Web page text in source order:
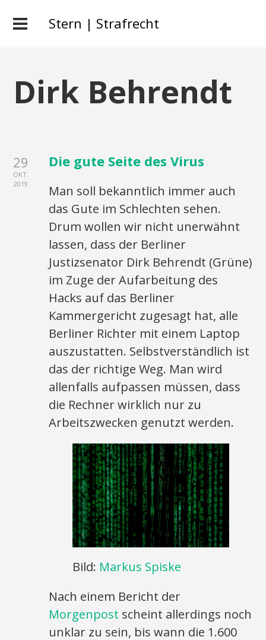
Stern | Strafrecht
Dirk Behrendt
29
OKT.
2019
Die gute Seite des Virus
Man soll bekanntlich immer auch
das Gute im Schlechten sehen.
Drum wollen wir nicht unerwähnt
lassen, dass der Berliner
Justizsenator Dirk Behrendt (Grüne)
im Zuge der Aufarbeitung des
Hacks auf das Berliner
Kammergericht zugesagt hat, alle
Berliner Richter mit einem Laptop
auszustatten. Selbstverständlich ist
das der richtige Weg. Man wird
allenfalls aufpassen müssen, dass
die Rechner wirklich nur zu
Arbeitszwecken genutzt werden.
Bild: Markus Spiske
Nach einem Bericht der
Morgenpost scheint allerdings noch
unklar zu sein, bis wann die 1.600